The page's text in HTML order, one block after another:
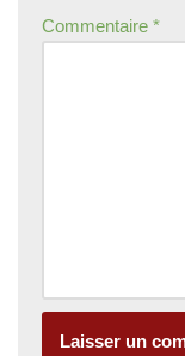
Commentaire *